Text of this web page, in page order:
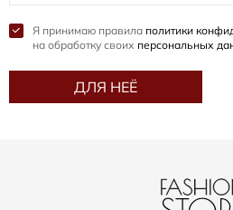
Я принимаю правила политики
на обработку своих персональных
ДЛЯ НЕЁ